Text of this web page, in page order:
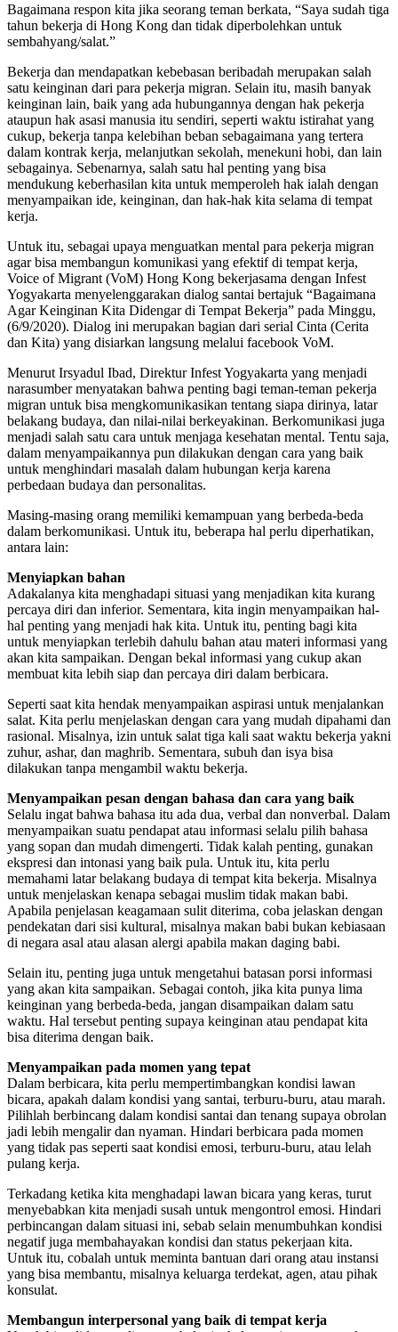
Bagaimana respon kita jika seorang teman berkata, “Saya sudah tiga
tahun bekerja di Hong Kong dan tidak diperbolehkan untuk
sembahyang/salat.”
Bekerja dan mendapatkan kebebasan beribadah merupakan salah
satu keinginan dari para pekerja migran. Selain itu, masih banyak
keinginan lain, baik yang ada hubungannya dengan hak pekerja
ataupun hak asasi manusia itu sendiri, seperti waktu istirahat yang
cukup, bekerja tanpa kelebihan beban sebagaimana yang tertera
dalam kontrak kerja, melanjutkan sekolah, menekuni hobi, dan lain
sebagainya. Sebenarnya, salah satu hal penting yang bisa
mendukung keberhasilan kita untuk memperoleh hak ialah dengan
menyampaikan ide, keinginan, dan hak-hak kita selama di tempat
kerja.
Untuk itu, sebagai upaya menguatkan mental para pekerja migran
agar bisa membangun komunikasi yang efektif di tempat kerja,
Voice of Migrant (VoM) Hong Kong bekerjasama dengan Infest
Yogyakarta menyelenggarakan dialog santai bertajuk “Bagaimana
Agar Keinginan Kita Didengar di Tempat Bekerja” pada Minggu,
(6/9/2020). Dialog ini merupakan bagian dari serial Cinta (Cerita
dan Kita) yang disiarkan langsung melalui facebook VoM.
Menurut Irsyadul Ibad, Direktur Infest Yogyakarta yang menjadi
narasumber menyatakan bahwa penting bagi teman-teman pekerja
migran untuk bisa mengkomunikasikan tentang siapa dirinya, latar
belakang budaya, dan nilai-nilai berkeyakinan. Berkomunikasi juga
menjadi salah satu cara untuk menjaga kesehatan mental. Tentu saja,
dalam menyampaikannya pun dilakukan dengan cara yang baik
untuk menghindari masalah dalam hubungan kerja karena
perbedaan budaya dan personalitas.
Masing-masing orang memiliki kemampuan yang berbeda-beda
dalam berkomunikasi. Untuk itu, beberapa hal perlu diperhatikan,
antara lain:
Menyiapkan bahan
Adakalanya kita menghadapi situasi yang menjadikan kita kurang
percaya diri dan inferior. Sementara, kita ingin menyampaikan hal-
hal penting yang menjadi hak kita. Untuk itu, penting bagi kita
untuk menyiapkan terlebih dahulu bahan atau materi informasi yang
akan kita sampaikan. Dengan bekal informasi yang cukup akan
membuat kita lebih siap dan percaya diri dalam berbicara.
Seperti saat kita hendak menyampaikan aspirasi untuk menjalankan
salat. Kita perlu menjelaskan dengan cara yang mudah dipahami dan
rasional. Misalnya, izin untuk salat tiga kali saat waktu bekerja yakni
zuhur, ashar, dan maghrib. Sementara, subuh dan isya bisa
dilakukan tanpa mengambil waktu bekerja.
Menyampaikan pesan dengan bahasa dan cara yang baik
Selalu ingat bahwa bahasa itu ada dua, verbal dan nonverbal. Dalam
menyampaikan suatu pendapat atau informasi selalu pilih bahasa
yang sopan dan mudah dimengerti. Tidak kalah penting, gunakan
ekspresi dan intonasi yang baik pula. Untuk itu, kita perlu
memahami latar belakang budaya di tempat kita bekerja. Misalnya
untuk menjelaskan kenapa sebagai muslim tidak makan babi.
Apabila penjelasan keagamaan sulit diterima, coba jelaskan dengan
pendekatan dari sisi kultural, misalnya makan babi bukan kebiasaan
di negara asal atau alasan alergi apabila makan daging babi.
Selain itu, penting juga untuk mengetahui batasan porsi informasi
yang akan kita sampaikan. Sebagai contoh, jika kita punya lima
keinginan yang berbeda-beda, jangan disampaikan dalam satu
waktu. Hal tersebut penting supaya keinginan atau pendapat kita
bisa diterima dengan baik.
Menyampaikan pada momen yang tepat
Dalam berbicara, kita perlu mempertimbangkan kondisi lawan
bicara, apakah dalam kondisi yang santai, terburu-buru, atau marah.
Pilihlah berbincang dalam kondisi santai dan tenang supaya obrolan
jadi lebih mengalir dan nyaman. Hindari berbicara pada momen
yang tidak pas seperti saat kondisi emosi, terburu-buru, atau lelah
pulang kerja.
Terkadang ketika kita menghadapi lawan bicara yang keras, turut
menyebabkan kita menjadi susah untuk mengontrol emosi. Hindari
perbincangan dalam situasi ini, sebab selain menumbuhkan kondisi
negatif juga membahayakan kondisi dan status pekerjaan kita.
Untuk itu, cobalah untuk meminta bantuan dari orang atau instansi
yang bisa membantu, misalnya keluarga terdekat, agen, atau pihak
konsulat.
Membangun interpersonal yang baik di tempat kerja